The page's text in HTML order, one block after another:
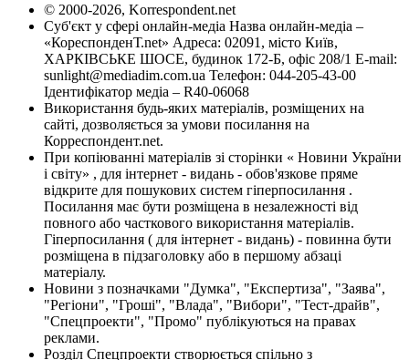
© 2000-2026, Korrespondent.net
Суб'єкт у сфері онлайн-медіа Назва онлайн-медіа –
«КореспонденТ.net» Адреса: 02091, місто Київ,
ХАРКІВСЬКЕ ШОСЕ, будинок 172-Б, офіс 208/1 E-mail:
sunlight@mediadim.com.ua Телефон: 044-205-43-00
Ідентифікатор медіа – R40-06068
Використання будь-яких матеріалів, розміщених на
сайті, дозволяється за умови посилання на
Корреспондент.net.
При копіюванні матеріалів зі сторінки « Новини України
і світу» , для інтернет - видань - обов'язкове пряме
відкрите для пошукових систем гіперпосилання .
Посилання має бути розміщена в незалежності від
повного або часткового використання матеріалів.
Гіперпосилання ( для інтернет - видань) - повинна бути
розміщена в підзаголовку або в першому абзаці
матеріалу.
Новини з позначками "Думка", "Експертиза", "Заява",
"Регіони", "Гроші", "Влада", "Вибори", "Тест-драйв",
"Спецпроекти", "Промо" публікуються на правах
реклами.
Розділ Спецпроекти створюється спільно з